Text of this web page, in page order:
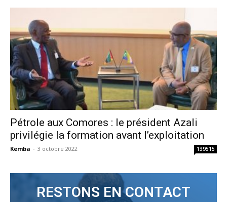
Pétrole aux Comores : le président Azali
privilégie la formation avant l’exploitation
Kemba - 3 octobre 2022 139515
RESTONS EN CONTACT